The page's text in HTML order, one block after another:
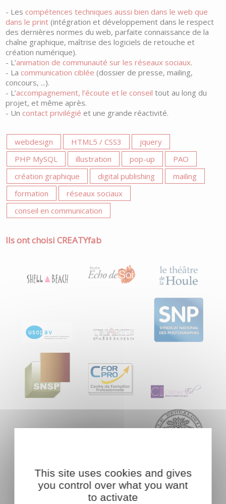
- Les compétences techniques aussi bien dans le web que
dans le print (intégration et développement dans le respect
des dernières normes du web, parfaite connaissance de la
chaîne graphique, maîtrise des logiciels de retouche et
création numérique).
- L’animation de communauté sur les réseaux sociaux.
- La communication ciblée (dossier de presse, mailing,
concours, ...).
- L’accompagnement, l’écoute et le conseil tout au long du
projet, et même après.
- Un contact privilégié et une grande réactivité.
webdesign HTML5 / CSS3
jquery
PHP MySQL
illustration pop-up
PAO
création graphique
digital publishing
mailing
formation
réseaux sociaux
conseil en communication
Ils ont choisi CREATYfab
This site uses cookies and gives
you control over what you want
to activate